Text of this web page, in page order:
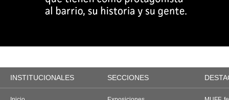
INSTITUCIONALES SECCIONES